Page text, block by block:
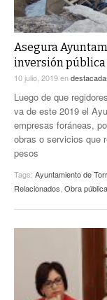
A MEDIA
A TODA
ENTRE
LA MEJOR 97.1
PULSO
LA MEJOR
Asegura
inversión pública
10 julio, 2019en
Luego de que
va de este 2019 el
empresas foráneas,
obras o servicios que
pesos
Tags: Ayuntamiento de
Relacionados Obra pública